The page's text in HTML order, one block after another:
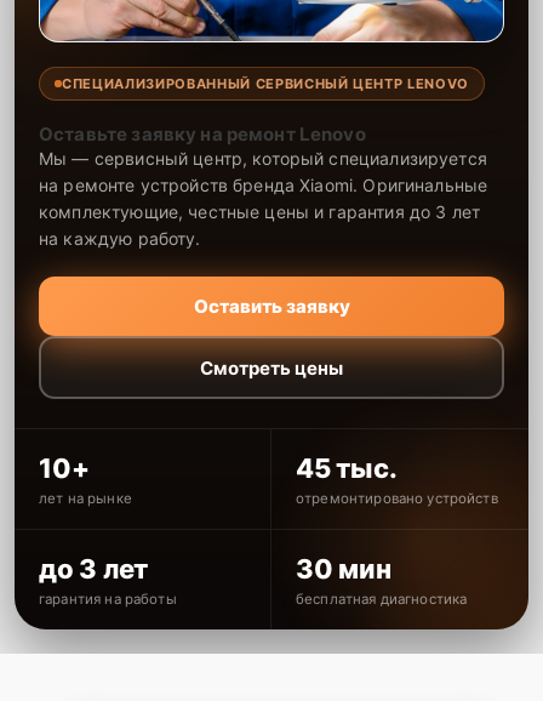
СПЕЦИАЛИЗИРОВАННЫЙ СЕРВИСНЫЙ ЦЕНТР LENOVO
Оставьте заявку на ремонт Lenovo
Мы — сервисный центр, который специализируется
на ремонте устройств бренда Xiaomi. Оригинальные
комплектующие, честные цены и гарантия до 3 лет
на каждую работу.
Оставить заявку
Смотреть цены
10+
лет на рынке
45 тыс.
отремонтировано устройств
до 3 лет
гарантия на работы
30 мин
бесплатная диагностика